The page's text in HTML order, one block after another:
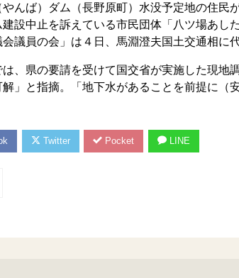
んば）ダム（長野原町）水没予定地の住民
建設中止を訴えている市民団体「八ツ場あし
会議員の会」は４日、馬淵澄夫国土交通相に
、県の要請を受けて国交省が実施した現地
解」と指摘。「地下水があることを前提に（
Twitter Pocket LINE